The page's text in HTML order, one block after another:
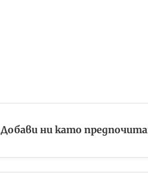
Добави ни като